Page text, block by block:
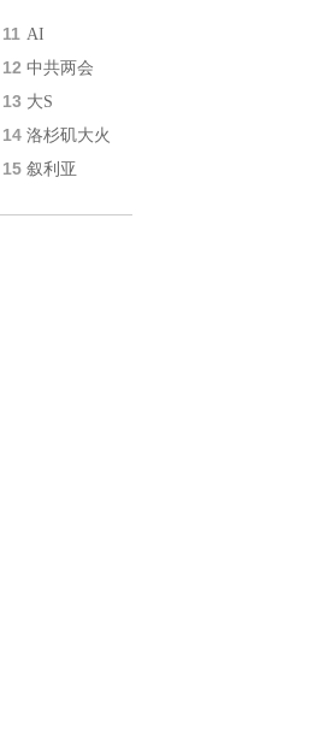
11 AI
12 中共两会
13 大S
14 洛杉矶大火
15 叙利亚